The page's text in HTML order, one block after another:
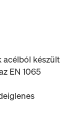
acélból készült
EN 1065